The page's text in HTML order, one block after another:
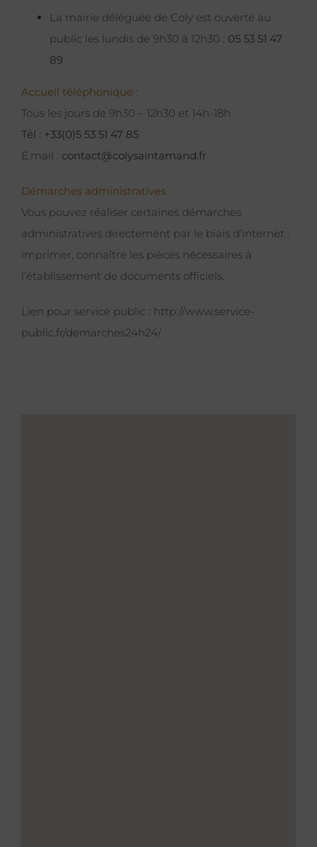
La mairie déléguée de Coly est ouverte au
public les lundis de 9h30 à 12h30 : 05 53 51 47
89
Accueil téléphonique :
Tous les jours de 9h30 – 12h30 et 14h-18h
Tél : +33(0)5 53 51 47 85
E.mail : contact@colysaintamand.fr
Démarches administratives :
Vous pouvez réaliser certaines démarches
administratives directement par le biais d’internet :
imprimer, connaître les pièces nécessaires à
l’établissement de documents officiels.
Lien pour service public : http://www.service-
public.fr/demarches24h24/